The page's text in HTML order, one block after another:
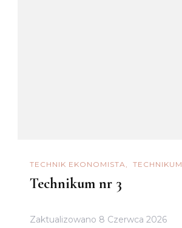
TECHNIK EKONOMISTA TECHNIKUM
Technikum nr 3
Zaktualizowano 8 Czerwca 2026